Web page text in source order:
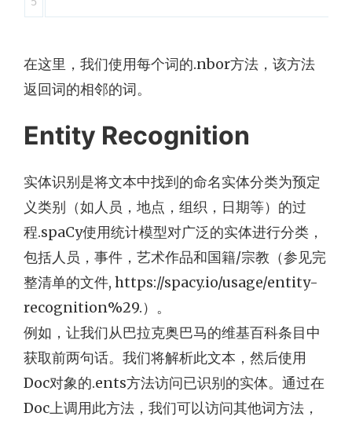
在这里，我们使用每个词的.nbor方法，该方法
返回词的相邻的词。
Entity Recognition
实体识别是将文本中找到的命名实体分类为预定
义类别（如人员，地点，组织，日期等）的过
程.spaCy使用统计模型对广泛的实体进行分类，
包括人员，事件，艺术作品和国籍/宗教（参见完
整清单的文件, https://spacy.io/usage/entity-
recognition%29.）。
例如，让我们从巴拉克奥巴马的维基百科条目中
获取前两句话。我们将解析此文本，然后使用
Doc对象的.ents方法访问已识别的实体。通过在
Doc上调用此方法，我们可以访问其他词方法，